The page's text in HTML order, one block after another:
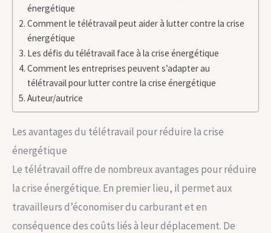
énergétique
Comment le télétravail peut aider à lutter contre la crise
énergétique
Les défis du télétravail face à la crise énergétique
Comment les entreprises peuvent s’adapter au
télétravail pour lutter contre la crise énergétique
Auteur/autrice
Les avantages du télétravail pour réduire la crise
énergétique
Le télétravail offre de nombreux avantages pour réduire
la crise énergétique. En premier lieu, il permet aux
travailleurs d’économiser du carburant et en
conséquence des coûts liés à leur déplacement. De